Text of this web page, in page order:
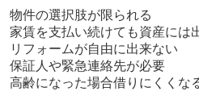
物件の選択肢が限られる
家賃を支払い続けても資産には
リフォームが自由に出来ない
保証人や緊急連絡先が必要
高齢になった場合借りにくくな